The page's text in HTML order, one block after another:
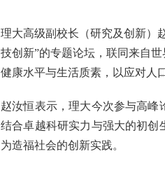
理大高级副校长（研究及创新）
技创新”的专题论坛，联同来自
健康水平与生活质素，以应对人
赵汝恒表示，理大今次参与高
结合卓越科研实力与强大的初创
为造福社会的创新实践。